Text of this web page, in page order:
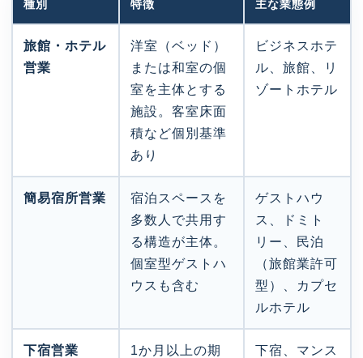
種別 特徴 主な業態例
旅館・ホテル
営業
洋室（ベッド）
または和室の個
室を主体とする
施設。客室床面
積など個別基準
あり
ビジネスホテ
ル、旅館、リ
ゾートホテル
簡易宿所営業
宿泊スペースを
多数人で共用す
る構造が主体。
個室型ゲストハ
ウスも含む
ゲストハウ
ス、ドミト
リー、民泊
（旅館業許可
型）、カプセ
ルホテル
下宿営業
1か月以上の期
下宿、マンス